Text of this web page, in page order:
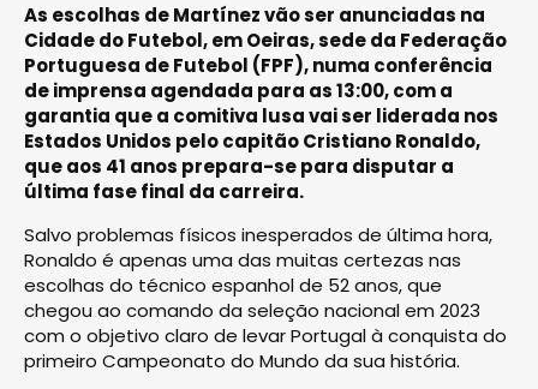
As escolhas de Martínez vão ser anunciadas na
Cidade do Futebol, em Oeiras, sede da Federação
Portuguesa de Futebol (FPF), numa conferência
de imprensa agendada para as 13:00, com a
garantia que a comitiva lusa vai ser liderada nos
Estados Unidos pelo capitão Cristiano Ronaldo,
que aos 41 anos prepara-se para disputar a
última fase final da carreira.
Salvo problemas físicos inesperados de última hora,
Ronaldo é apenas uma das muitas certezas nas
escolhas do técnico espanhol de 52 anos, que
chegou ao comando da seleção nacional em 2023
com o objetivo claro de levar Portugal à conquista do
primeiro Campeonato do Mundo da sua história.